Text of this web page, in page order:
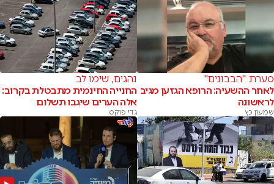
סערת "הבבונים"
לאחר ההשעיה: הרופא הגזען מגיב
לראשונה
שמעון כץ
נהגים, שימו לב
החנייה החינמית מתבטלת בקרוב:
אלה הערים שיגבו תשלום
גדי פוקס